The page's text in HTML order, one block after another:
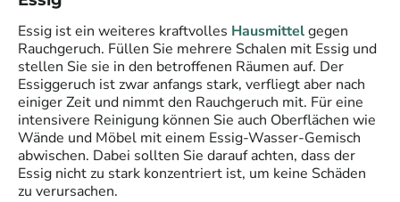
Essig ist ein weiteres kraftvolles Hausmittelgegen
Rauchgeruch. Füllen Sie mehrere Schalen mit Essig und
stellen Sie sie in den betroffenen Räumen auf. Der
Essiggeruch ist zwar anfangs stark, verfliegt aber nach
einiger Zeit und nimmt den Rauchgeruch mit. Für eine
intensivere Reinigung können Sie auch Oberflächen wie
Wände und Möbel mit einem Essig-Wasser-Gemisch
abwischen. Dabei sollten Sie darauf achten, dass der
Essig nicht zu stark konzentriert ist, um keine Schäden
zu verursachen.